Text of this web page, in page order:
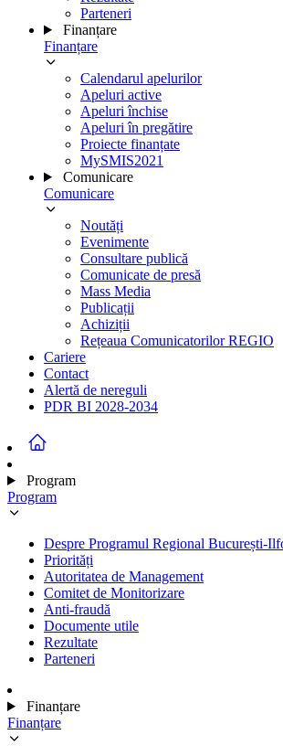
Parteneri
Finanțare
Finanțare
Calendarul apelurilor
Apeluri active
Apeluri închise
Apeluri în pregătire
Proiecte finanțate
MySMIS2021
Comunicare
Comunicare
Noutăți
Evenimente
Consultare publică
Comunicate de presă
Mass Media
Publicații
Achiziții
Rețeaua Comunicatorilor REGIO
Cariere
Contact
Alertă de nereguli
PDR BI 2028-2034
Program
Program
Despre Programul Regional București-
Priorități
Autoritatea de Management
Comitet de Monitorizare
Anti-fraudă
Documente utile
Rezultate
Parteneri
Finanțare
Finanțare